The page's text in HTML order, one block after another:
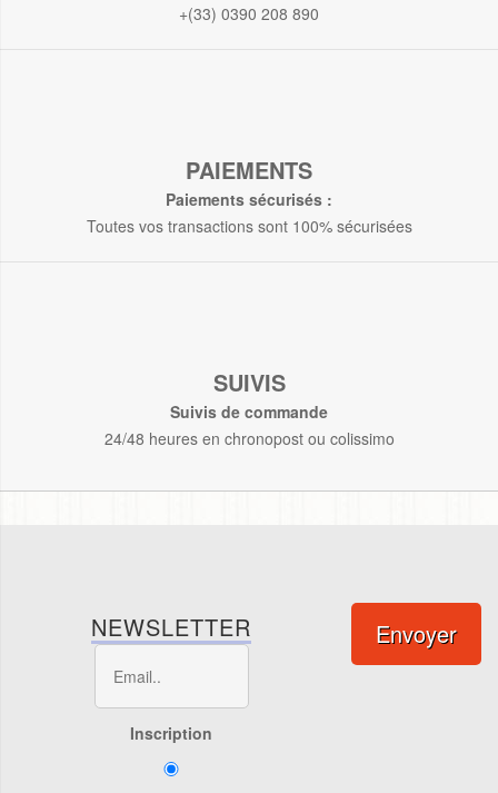
+(33) 0390 208 890
PAIEMENTS
Paiements sécurisés :
Toutes vos transactions sont 100% sécurisées
SUIVIS
Suivis de commande
24/48 heures en chronopost ou colissimo
NEWSLETTER
Inscription
Envoyer